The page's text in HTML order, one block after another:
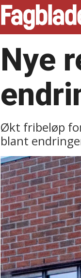
Nye
Økt fribeløp
blant